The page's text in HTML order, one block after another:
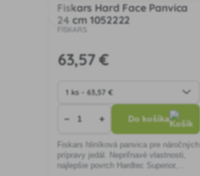
Fiskars Hard Face Panvica
24 cm 1052222
FISKARS
63,57 €
− + Do košíka
Fiskars hliníková panvica pre náročných
prípravy jedál. Nepriľnavé vlastnosti,
najlepšie povrch Hardtec Superior,